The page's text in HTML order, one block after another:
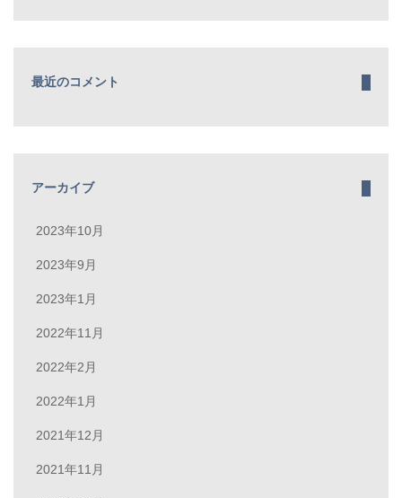
最近のコメント
アーカイブ
2023年10月
2023年9月
2023年1月
2022年11月
2022年2月
2022年1月
2021年12月
2021年11月